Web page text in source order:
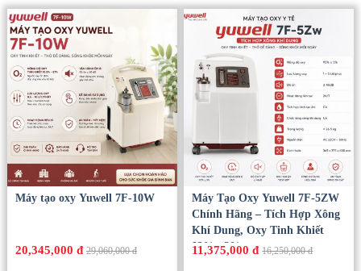
Máy tạo oxy Yuwell 7F-10W
20,345,000 đ 29,060,000 đ
Máy Tạo Oxy Yuwell 7F-5ZW
Chính Hãng – Tích Hợp Xông
Khí Dung, Oxy Tinh Khiết
93% ±3%
11,375,000 đ 16,250,000 đ